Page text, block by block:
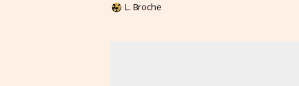
L. Broche